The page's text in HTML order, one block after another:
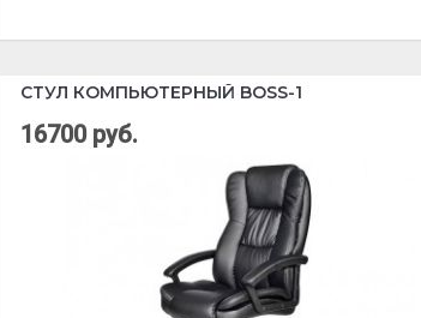
СТУЛ КОМПЬЮТЕРНЫЙ BOSS-1
16700 руб.